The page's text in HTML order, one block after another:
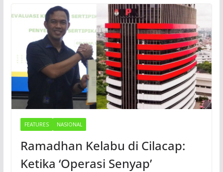
FEATURES NASIONAL
Ramadhan Kelabu di Cilacap:
Ketika ‘Operasi Senyap’